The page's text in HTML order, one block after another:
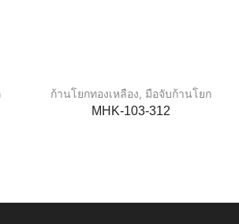
ก้านโยกทองเหลือง, มือจับก้านโยก
MHK-103-312